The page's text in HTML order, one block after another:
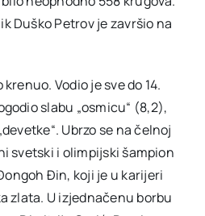
Duško Petrov je završio na
Vodio je sve do 14.
slabu „osmicu“ (8,2),
Ubrzo se na čelnoj
svetski i olimpijski šampion
Đin, koji je u karijeri
zlata. U izjednačenu borbu